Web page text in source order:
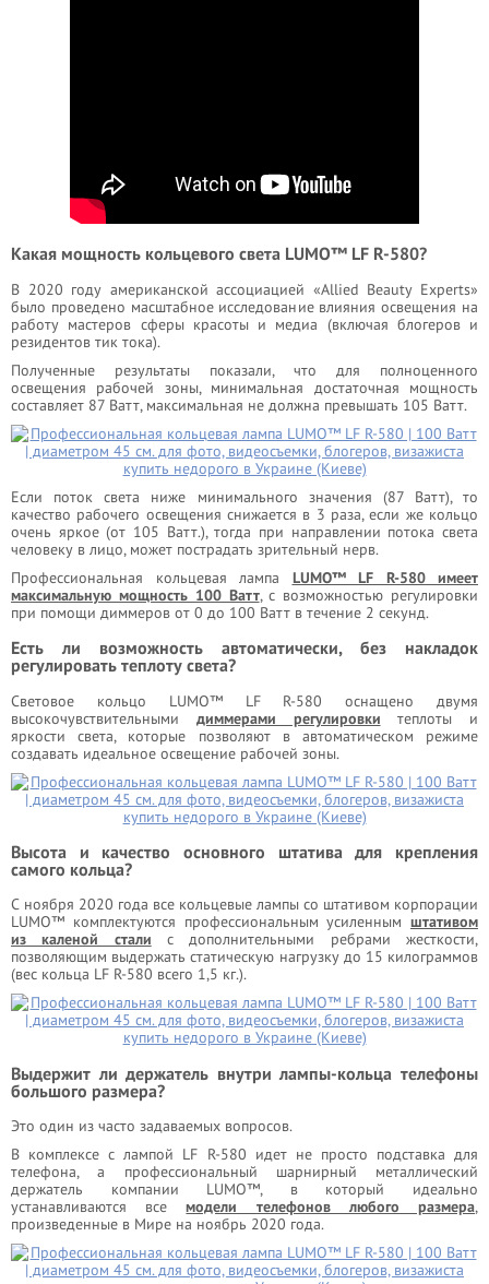
Какая мощность кольцевого света LUMO™ LF R-580?
В 2020 году американской ассоциацией «Allied Beauty Experts»
было проведено масштабное исследование влияния освещения на
работу мастеров сферы красоты и медиа (включая блогеров и
резидентов тик тока).
Полученные результаты показали, что для полноценного
освещения рабочей зоны, минимальная достаточная мощность
составляет 87 Ватт, максимальная не должна превышать 105 Ватт.
Если поток света ниже минимального значения (87 Ватт), то
качество рабочего освещения снижается в 3 раза, если же кольцо
очень яркое (от 105 Ватт.), тогда при направлении потока света
человеку в лицо, может пострадать зрительный нерв.
Профессиональная кольцевая лампа LUMO™ LF R-580 имеет
максимальную мощность 100 Ватт, с возможностью регулировки
при помощи диммеров от 0 до 100 Ватт в течение 2 секунд.
Есть ли возможность автоматически, без накладок
регулировать теплоту света?
Световое кольцо LUMO™ LF R-580 оснащено двумя
высокочувствительными диммерами регулировки теплоты и
яркости света, которые позволяют в автоматическом режиме
создавать идеальное освещение рабочей зоны.
Высота и качество основного штатива для крепления
самого кольца?
С ноября 2020 года все кольцевые лампы со штативом корпорации
LUMO™ комплектуются профессиональным усиленным штативом
из каленой стали с дополнительными ребрами жесткости,
позволяющим выдержать статическую нагрузку до 15 килограммов
(вес кольца LF R-580 всего 1,5 кг.).
Выдержит ли держатель внутри лампы-кольца телефоны
большого размера?
Это один из часто задаваемых вопросов.
В комплексе с лампой LF R-580 идет не просто подставка для
телефона, а профессиональный шарнирный металлический
держатель компании LUMO™, в который идеально
устанавливаются всемодели телефонов любого размера,
произведенные в Мире на ноябрь 2020 года.